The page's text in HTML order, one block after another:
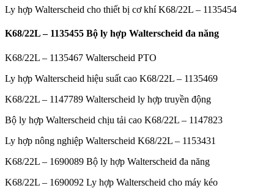
Ly hợp Walterscheid cho thiết bị cơ khí K68/22L – 1135454
K68/22L – 1135455 Bộ ly hợp Walterscheid đa năng
K68/22L – 1135467 Walterscheid PTO
Ly hợp Walterscheid hiệu suất cao K68/22L – 1135469
K68/22L – 1147789 Walterscheid ly hợp truyền động
Bộ ly hợp Walterscheid chịu tải cao K68/22L – 1147823
Ly hợp nông nghiệp Walterscheid K68/22L – 1153431
K68/22L – 1690089 Bộ ly hợp Walterscheid đa năng
K68/22L – 1690092 Ly hợp Walterscheid cho máy kéo